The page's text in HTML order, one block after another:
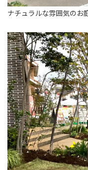
ナチュラルな雰囲気のお